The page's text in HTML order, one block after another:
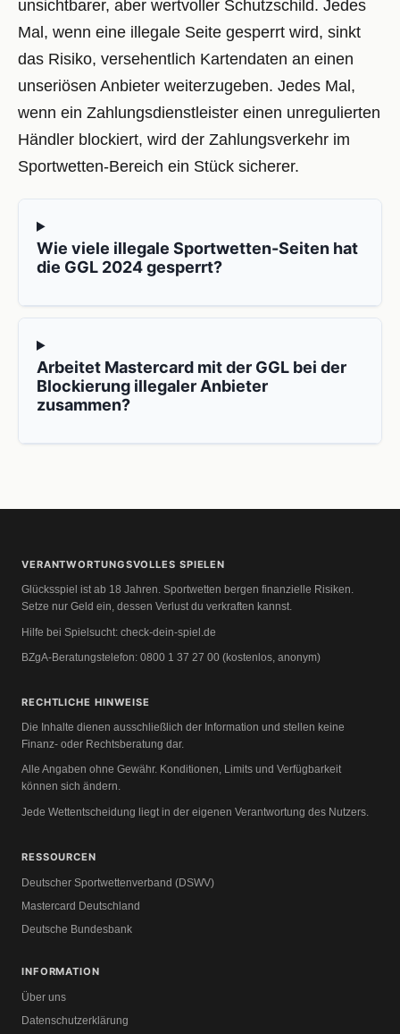
unsichtbarer, aber wertvoller Schutzschild. Jedes
Mal, wenn eine illegale Seite gesperrt wird, sinkt
das Risiko, versehentlich Kartendaten an einen
unseriösen Anbieter weiterzugeben. Jedes Mal,
wenn ein Zahlungsdienstleister einen unregulierten
Händler blockiert, wird der Zahlungsverkehr im
Sportwetten-Bereich ein Stück sicherer.
Wie viele illegale Sportwetten-Seiten hat
die GGL 2024 gesperrt?
Arbeitet Mastercard mit der GGL bei der
Blockierung illegaler Anbieter
zusammen?
VERANTWORTUNGSVOLLES SPIELEN
Glücksspiel ist ab 18 Jahren. Sportwetten bergen finanzielle Risiken.
Setze nur Geld ein, dessen Verlust du verkraften kannst.
Hilfe bei Spielsucht: check-dein-spiel.de
BZgA-Beratungstelefon: 0800 1 37 27 00 (kostenlos, anonym)
RECHTLICHE HINWEISE
Die Inhalte dienen ausschließlich der Information und stellen keine
Finanz- oder Rechtsberatung dar.
Alle Angaben ohne Gewähr. Konditionen, Limits und Verfügbarkeit
können sich ändern.
Jede Wettentscheidung liegt in der eigenen Verantwortung des Nutzers.
RESSOURCEN
Deutscher Sportwettenverband (DSWV)
Mastercard Deutschland
Deutsche Bundesbank
INFORMATION
Über uns
Datenschutzerklärung